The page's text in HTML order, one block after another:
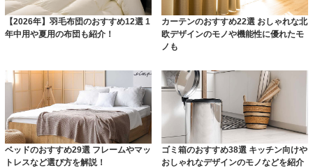
【2026年】羽毛布団のおすすめ12選 1
年中用や夏用の布団も紹介！
カーテンのおすすめ22選 おしゃれな北
欧デザインのモノや機能性に優れたモ
ノも
ベッドのおすすめ29選 フレームやマッ
トレスなど選び方を解説！
ゴミ箱のおすすめ38選 キッチン向けや
おしゃれなデザインのモノなどを紹介